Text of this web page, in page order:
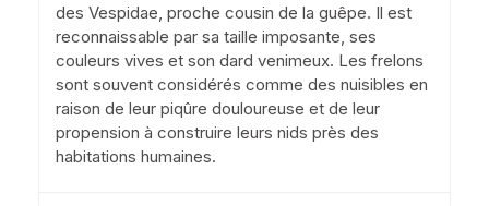
des Vespidae, proche cousin de la guêpe. Il est
reconnaissable par sa taille imposante, ses
couleurs vives et son dard venimeux. Les frelons
sont souvent considérés comme des nuisibles en
raison de leur piqûre douloureuse et de leur
propension à construire leurs nids près des
habitations humaines.